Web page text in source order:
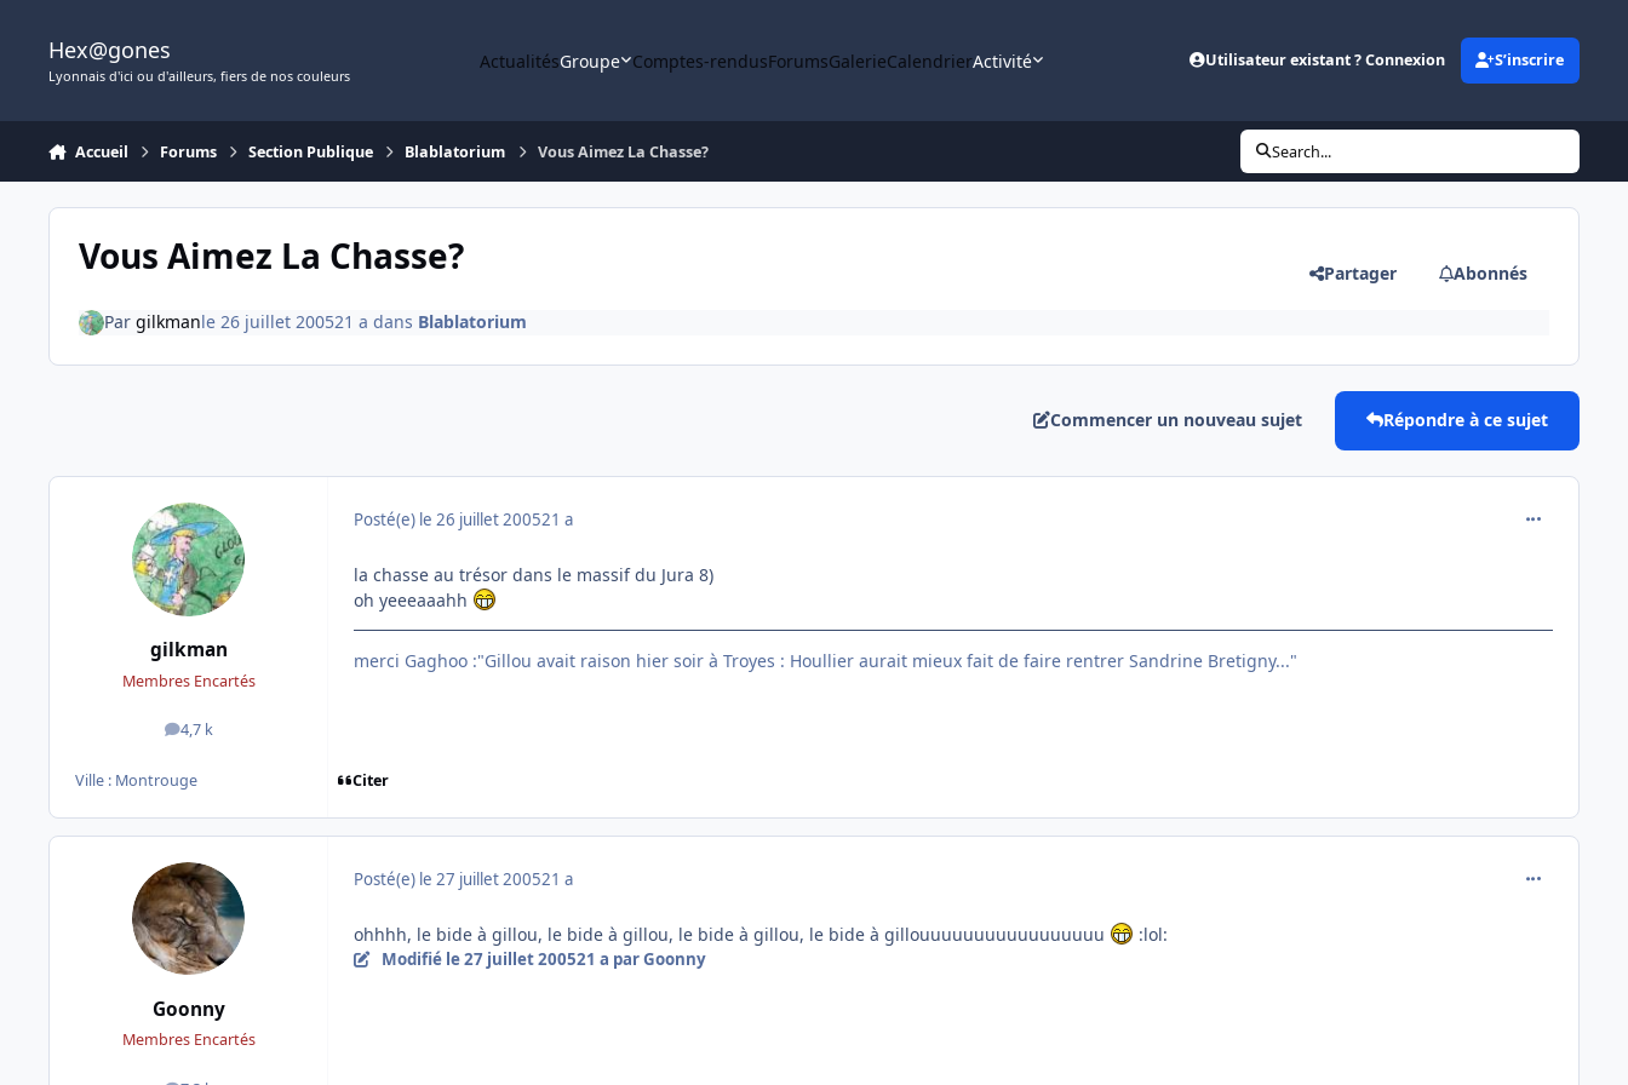
Hex@gones
Lyonnais d'ici ou d'ailleurs, fiers de nos couleurs
ActualitésGroupe Comptes-rendusForumsGalerieCalendrierActivité Utilisateur existant ? Connexion S’inscrire
Accueil Forums Section Publique Blablatorium Vous Aimez La Chasse? Search...
Vous Aimez La Chasse? Partager Abonnés
Par gilkmanle 26 juillet 200521 a dans Blablatorium
Commencer un nouveau sujet Répondre à ce sujet
gilkman
Membres Encartés
4,7 k
messages
Ville : Montrouge
Posté(e) le 26 juillet 200521 a
la chasse au trésor dans le massif du Jura 8)
oh yeeeaaahh
merci Gaghoo :"Gillou avait raison hier soir à Troyes : Houllier aurait mieux fait de faire rentrer Sandrine Bretigny..."
Citer
Goonny
Membres Encartés
Posté(e) le 27 juillet 200521 a
ohhhh, le bide à gillou, le bide à gillou, le bide à gillou, le bide à gillouuuuuuuuuuuuuuuuu :lol:
Modifié le 27 juillet 200521 a par Goonny